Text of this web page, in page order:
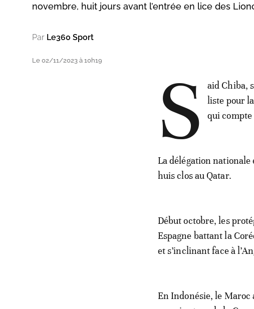
novembre, huit jours avant l’entrée en lice des
Par Le360 Sport
Le 02/11/2023 à 10h19 S
aid Chiba,
liste pour
qui compte
La délégation
huis clos au Qatar.
Début octobre, les
Espagne battant la
et s’inclinant face à
En Indonésie, le Maroc